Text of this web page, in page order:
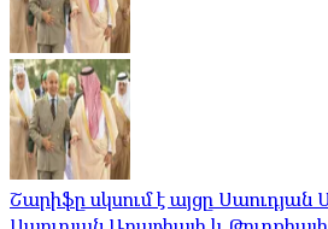
Շարիֆը սկսում է այցը Սաուդյան